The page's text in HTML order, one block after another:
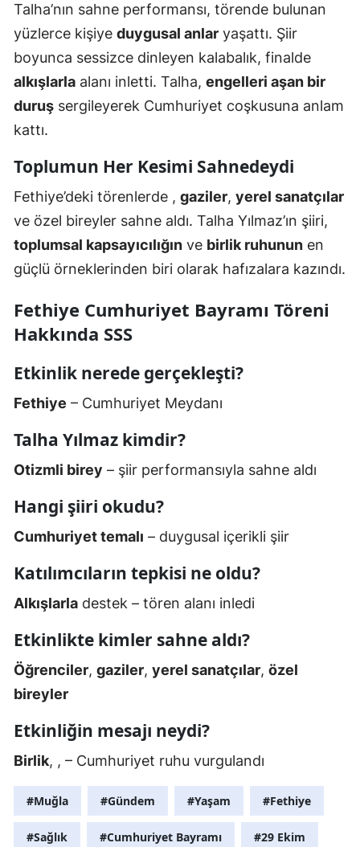
Talha’nın sahne performansı, törende bulunan
yüzlerce kişiye duygusal anlar yaşattı. Şiir
boyunca sessizce dinleyen kalabalık, finalde
alkışlarla alanı inletti. Talha, engelleri aşan bir
duruş sergileyerek Cumhuriyet coşkusuna anlam
kattı.
Toplumun Her Kesimi Sahnedeydi
Fethiye’deki törenlerde , gaziler, yerel sanatçılar
ve özel bireyler sahne aldı. Talha Yılmaz’ın şiiri,
toplumsal kapsayıcılığın ve birlik ruhunun en
güçlü örneklerinden biri olarak hafızalara kazındı.
Fethiye Cumhuriyet Bayramı Töreni
Hakkında SSS
Etkinlik nerede gerçekleşti?
Fethiye – Cumhuriyet Meydanı
Talha Yılmaz kimdir?
Otizmli birey – şiir performansıyla sahne aldı
Hangi şiiri okudu?
Cumhuriyet temalı – duygusal içerikli şiir
Katılımcıların tepkisi ne oldu?
Alkışlarla destek – tören alanı inledi
Etkinlikte kimler sahne aldı?
Öğrenciler, gaziler, yerel sanatçılar, özel
bireyler
Etkinliğin mesajı neydi?
Birlik, , – Cumhuriyet ruhu vurgulandı
#Muğla #Gündem #Yaşam #Fethiye
#Sağlık #Cumhuriyet Bayramı #29 Ekim